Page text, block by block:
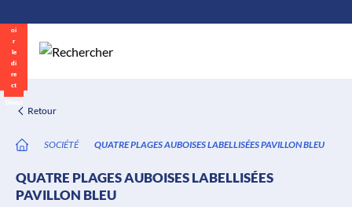
au
contenu
Retour
SOCIÉTÉ QUATRE PLAGES AUBOISES LABELLISÉES PAVILLON BLEU
QUATRE PLAGES AUBOISES LABELLISÉES
PAVILLON BLEU